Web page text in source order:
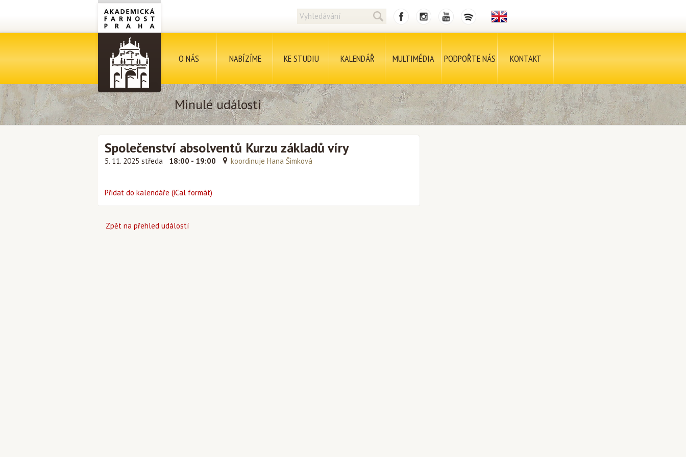
O NÁS NABÍZÍME KE STUDIU KALENDÁŘ MULTIMÉDIA PODPOŘTE NÁS KONTAKT
Minulé události
Společenství absolventů Kurzu základů víry
5. 11. 2025 středa 18:00 - 19:00 koordinuje Hana Šimková
Přidat do kalendáře (iCal formát)
Zpět na přehled událostí